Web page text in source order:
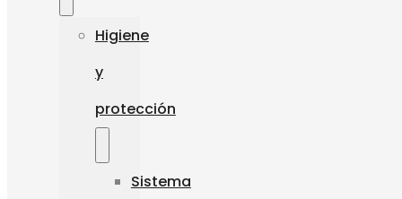
Higiene
y
protección
Sistema